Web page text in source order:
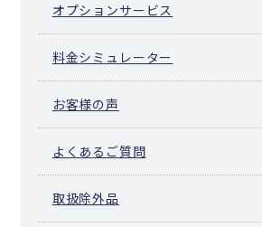
オプションサービス
料金シミュレーター
お客様の声
よくあるご質問
取扱除外品